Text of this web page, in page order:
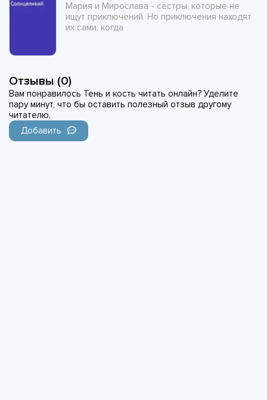
Мария и Мирослава - сёстры, которые не
ищут приключений. Но приключения находят
их сами, когда
Отзывы (0)
Вам понравилось Тень и кость читать онлайн? Уделите
пару минут, что бы оставить полезный отзыв другому
читателю.
Добавить